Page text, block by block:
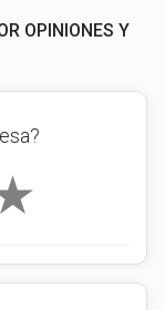
OPINIONES Y